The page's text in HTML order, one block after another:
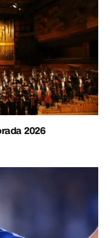
2026